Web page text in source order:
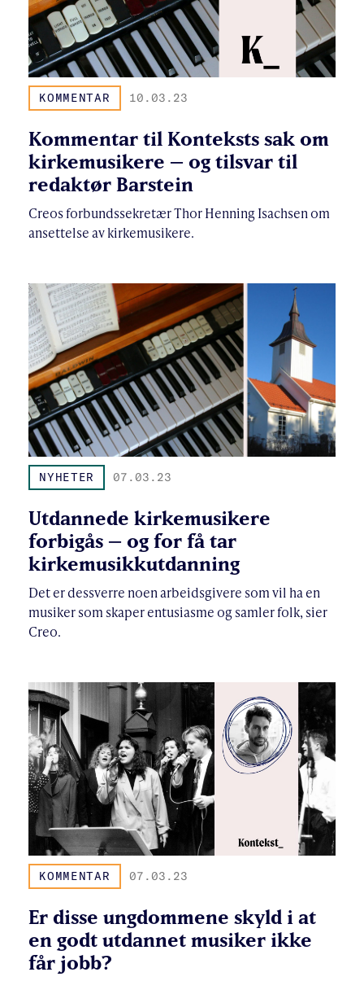
KOMMENTAR 10.03.23
Kommentar til Konteksts sak om
kirkemusikere – og tilsvar til
redaktør Barstein
Creos forbundssekretær Thor Henning Isachsen om
ansettelse av kirkemusikere.
NYHETER 07.03.23
Utdannede kirkemusikere
forbigås – og for få tar
kirkemusikkutdanning
Det er dessverre noen arbeidsgivere som vil ha en
musiker som skaper entusiasme og samler folk, sier
Creo.
KOMMENTAR 07.03.23
Er disse ungdommene skyld i at
en godt utdannet musiker ikke
får jobb?